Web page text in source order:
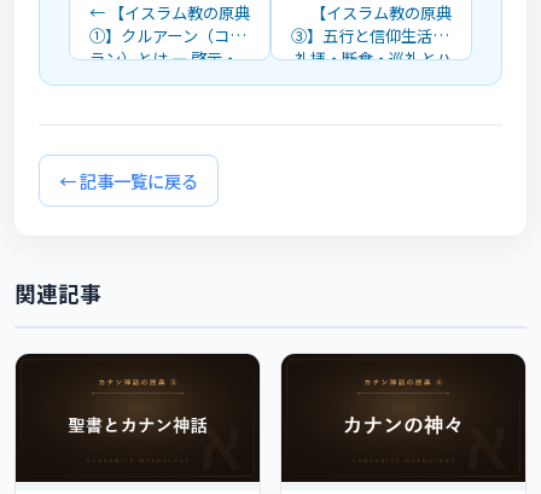
← 【イスラム教の原典
①】クルアーン（コー
ラン）とは ― 啓示・
編纂・構成を詳しく解
【イスラム教の原典
③】五行と信仰生活 ―
礼拝・断食・巡礼とハ
ラールを詳しく解説 →
← 記事一覧に戻る
関連記事